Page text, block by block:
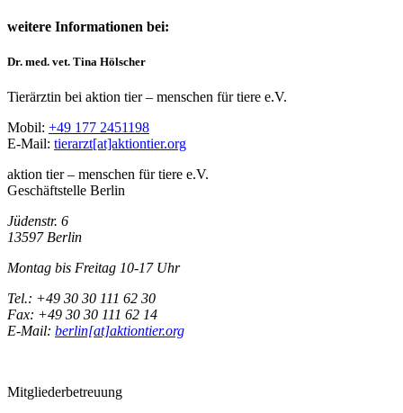
weitere Informationen bei:
Dr. med. vet. Tina Hölscher
Tierärztin bei aktion tier – menschen für tiere e.V.
Mobil: +49 177 2451198
E-Mail: tierarzt[at]aktiontier.org
aktion tier – menschen für tiere e.V.
Geschäftstelle Berlin
Jüdenstr. 6
13597 Berlin
Montag bis Freitag 10-17 Uhr
Tel.: +49 30 30 111 62 30
Fax: +49 30 30 111 62 14
E-Mail: berlin[at]aktiontier.org
Mitgliederbetreuung